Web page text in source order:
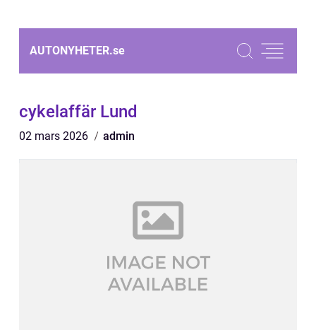
AUTONYHETER.se
cykelaffär Lund
02 mars 2026 admin